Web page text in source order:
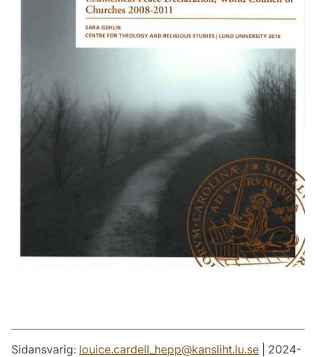
Sidansvarig: louice.cardell_hepp@kansliht.lu.se | 2024-